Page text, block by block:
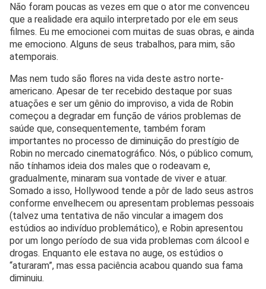
Não foram poucas as vezes em que o ator me convenceu
que a realidade era aquilo interpretado por ele em seus
filmes. Eu me emocionei com muitas de suas obras, e ainda
me emociono. Alguns de seus trabalhos, para mim, são
atemporais.
Mas nem tudo são flores na vida deste astro norte-
americano. Apesar de ter recebido destaque por suas
atuações e ser um gênio do improviso, a vida de Robin
começou a degradar em função de vários problemas de
saúde que, consequentemente, também foram
importantes no processo de diminuição do prestígio de
Robin no mercado cinematográfico. Nós, o público comum,
não tínhamos ideia dos males que o rodeavam e,
gradualmente, minaram sua vontade de viver e atuar.
Somado a isso, Hollywood tende a pôr de lado seus astros
conforme envelhecem ou apresentam problemas pessoais
(talvez uma tentativa de não vincular a imagem dos
estúdios ao indivíduo problemático), e Robin apresentou
por um longo período de sua vida problemas com álcool e
drogas. Enquanto ele estava no auge, os estúdios o
“aturaram”, mas essa paciência acabou quando sua fama
diminuiu.